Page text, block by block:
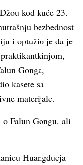
kod kuće 23.
bezbednost
i optužio je da je
Gonga,
kasete sa
materijale.
Falun Gongu, ali
Huangđueja